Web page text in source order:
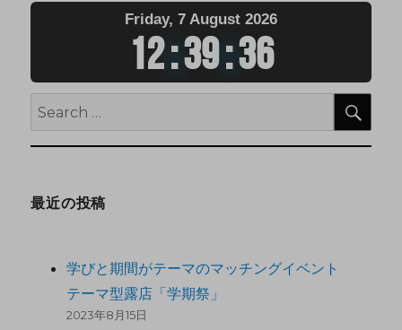
Friday, 7 August 2026
12:39:36
最近の投稿
学びと期間がテーマのマッチングイベント
テーマ型露店「学期祭」
2023年8月15日